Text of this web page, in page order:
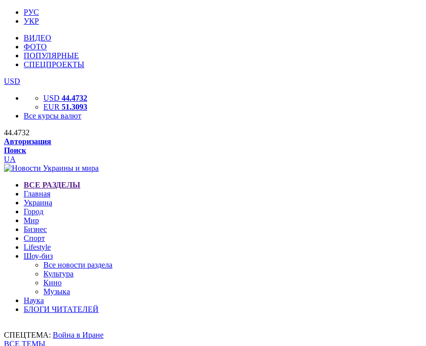
РУС
УКР
ВИДЕО
ФОТО
ПОПУЛЯРНЫЕ
СПЕЦПРОЕКТЫ
USD
USD 44.4732
EUR 51.3093
Все курсы валют
44.4732
Авторизация
Поиск
UA
ВСЕ РАЗДЕЛЫ
Главная
Украина
Город
Мир
Бизнес
Спорт
Lifestyle
Шоу-биз
Все новости раздела
Культура
Кино
Музыка
Наука
БЛОГИ ЧИТАТЕЛЕЙ
СПЕЦТЕМА: Война в Иране
ВСЕ ТЕМЫ